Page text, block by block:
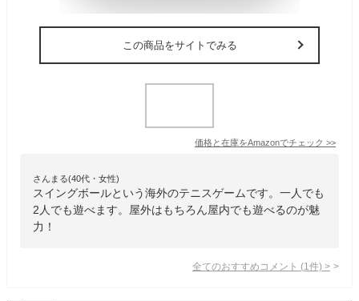
この商品をサイトでみる
価格と在庫をAmazonでチェック >>
さんまる(40代・女性)
スイングボールという海外のテニスゲームです。一人でも
2人でも遊べます。屋外はもちろん屋内でも遊べるのが魅
力！
全てのおすすめコメント (1 件) >